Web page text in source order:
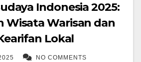
Indonesia 2025:
Wisata Warisan dan
Lokal
NO COMMENTS